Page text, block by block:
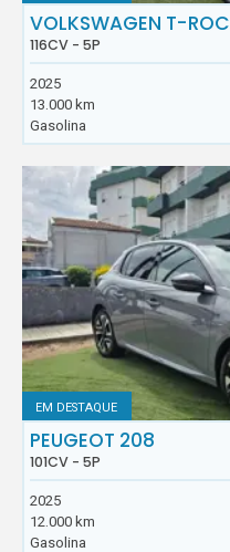
VOLKSWAGEN T-ROC
116CV - 5P
2025
13.000 km
Gasolina
EM DESTAQUE
PEUGEOT 208
101CV - 5P
2025
12.000 km
Gasolina